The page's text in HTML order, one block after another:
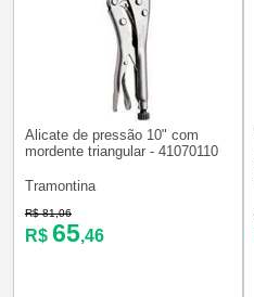
Alicate de pressão 10" com
mordente triangular - 41070110
Tramontina
R$ 81,06
R$ 65,46